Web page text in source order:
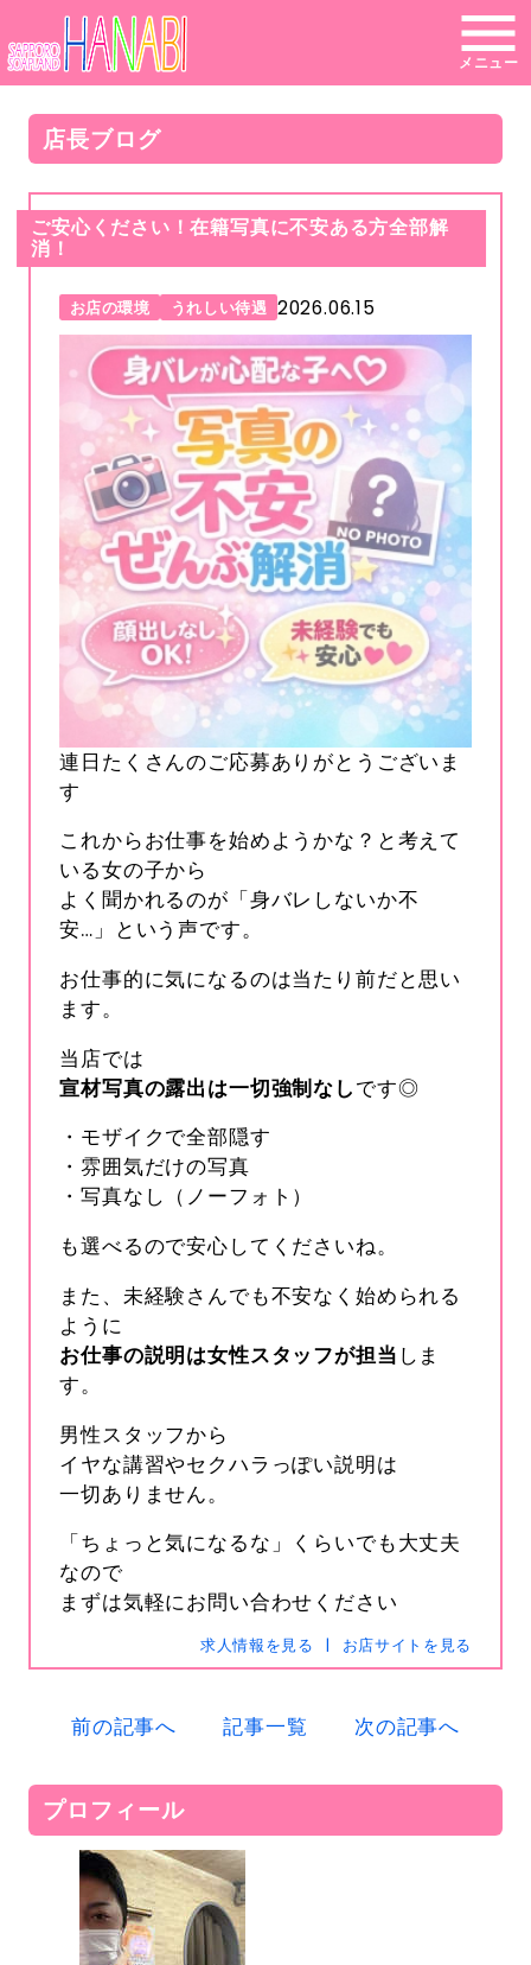
メニュー
s-hanabi
電話
0120-367-294
メール
s-hanabi@docomo.ne.jp
店長ブログ
プロフィール
ご安心ください！在籍写真に不安ある方全部解
消！
お店の環境 うれしい待遇 2026.06.15
連日たくさんのご応募ありがとうございま
す
これからお仕事を始めようかな？と考えて
いる女の子から
よく聞かれるのが「身バレしないか不
安…」という声です。
お仕事的に気になるのは当たり前だと思い
ます。
当店では
宣材写真の露出は一切強制なしです◎
・モザイクで全部隠す
・雰囲気だけの写真
・写真なし（ノーフォト）
も選べるので安心してくださいね。
また、未経験さんでも不安なく始められる
ように
お仕事の説明は女性スタッフが担当 しま
す。
男性スタッフから
イヤな講習やセクハラっぽい説明は
一切ありません。
「ちょっと気になるな」くらいでも大丈夫
なので
まずは気軽にお問い合わせください
求人情報を見る お店サイトを見る
前の記事へ 記事一覧 次の記事へ